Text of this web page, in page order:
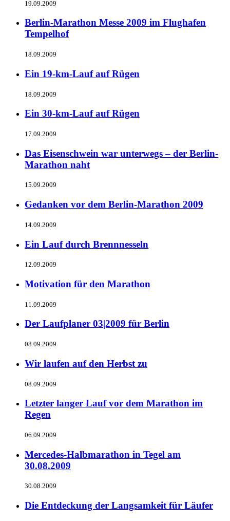
19.09.2009
Berlin-Marathon Messe 2009 im Flughafen
Tempelhof
18.09.2009
Ein 19-km-Lauf auf Rügen
18.09.2009
Ein 30-km-Lauf auf Rügen
17.09.2009
Das Eisenschwein war unterwegs – der Berlin-
Marathon naht
15.09.2009
Gedanken vor dem Berlin-Marathon 2009
14.09.2009
Ein Lauf durch Brennnesseln
12.09.2009
Motivation für den Marathon
11.09.2009
Der Laufplaner 03|2009 für Berlin
08.09.2009
Wir laufen auf den Herbst zu
08.09.2009
Letzter langer Lauf vor dem Marathon im
Regen
06.09.2009
Mercedes-Halbmarathon in Tegel am
30.08.2009
30.08.2009
Die Entdeckung der Langsamkeit für Läufer